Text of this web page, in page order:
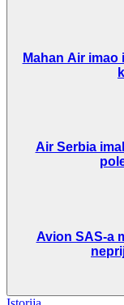
Mahan Air
Air Serbia
Avion SAS-a